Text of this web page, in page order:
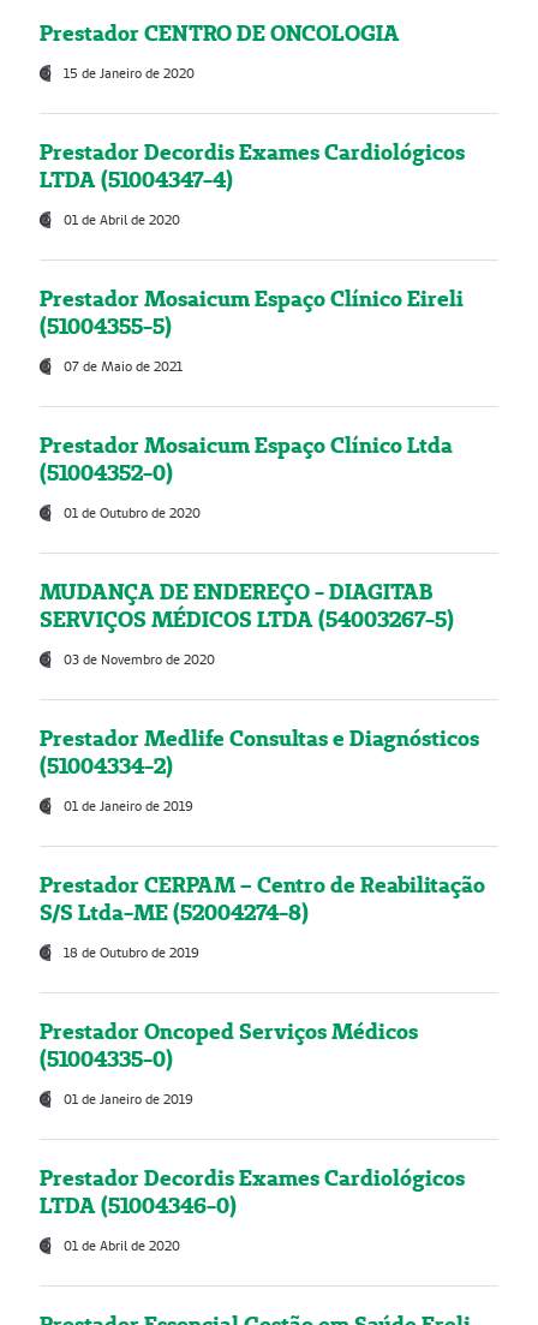
Prestador CENTRO DE ONCOLOGIA
15 de Janeiro de 2020
Prestador Decordis Exames Cardiológicos
LTDA (51004347-4)
01 de Abril de 2020
Prestador Mosaicum Espaço Clínico Eireli
(51004355-5)
07 de Maio de 2021
Prestador Mosaicum Espaço Clínico Ltda
(51004352-0)
01 de Outubro de 2020
MUDANÇA DE ENDEREÇO - DIAGITAB
SERVIÇOS MÉDICOS LTDA (54003267-5)
03 de Novembro de 2020
Prestador Medlife Consultas e Diagnósticos
(51004334-2)
01 de Janeiro de 2019
Prestador CERPAM – Centro de Reabilitação
S/S Ltda-ME (52004274-8)
18 de Outubro de 2019
Prestador Oncoped Serviços Médicos
(51004335-0)
01 de Janeiro de 2019
Prestador Decordis Exames Cardiológicos
LTDA (51004346-0)
01 de Abril de 2020